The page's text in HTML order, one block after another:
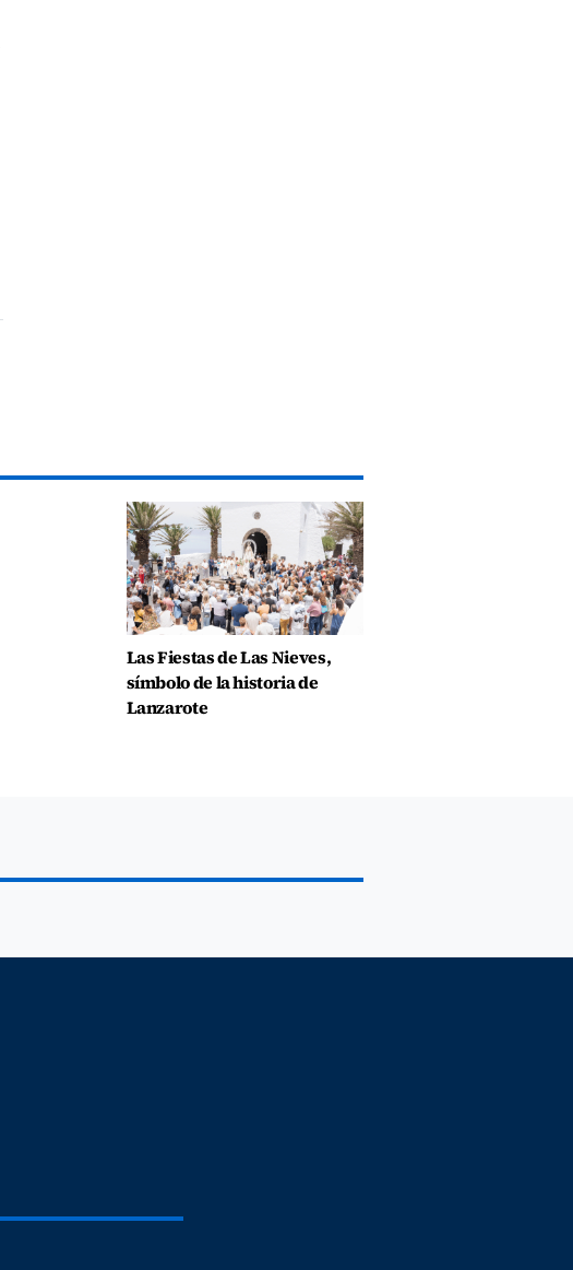
Las Fiestas de Las Nieves,
símbolo de la historia de
Lanzarote